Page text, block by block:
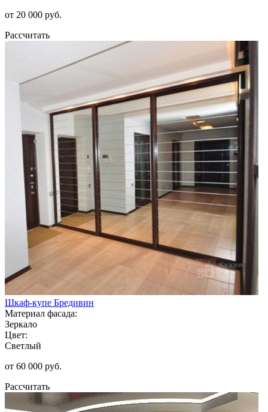
от 20 000 руб.
Рассчитать
Шкаф-купе Бредивин
Материал фасада:
Зеркало
Цвет:
Светлый
от 60 000 руб.
Рассчитать